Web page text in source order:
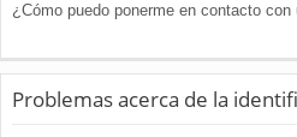
¿Cómo puedo ponerme en contacto con
Problemas acerca de la